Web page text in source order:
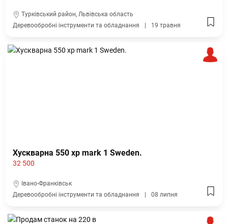
Турківський район, Львівська область
Деревообробні інструменти та обладнання
19 травня
Хускварна 550 xp mark 1 Sweden.
32 500
Івано-Франківськ
Деревообробні інструменти та обладнання
08 липня